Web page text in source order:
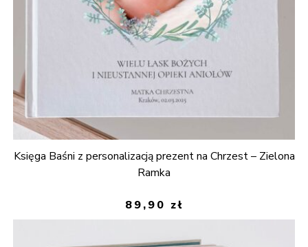
Księga Baśni z personalizacją prezent na Chrzest – Zielona
Ramka
89,90 zł